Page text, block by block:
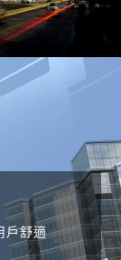
戶舒適